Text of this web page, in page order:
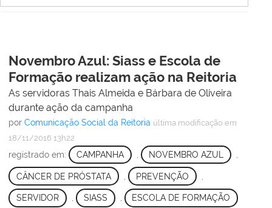
Novembro Azul: Siass e Escola de
Formação realizam ação na Reitoria
As servidoras Thais Almeida e Bárbara de Oliveira
durante ação da campanha
por Comunicação Social da Reitoria última modificação em
18/11/2016 13h22
registrado em: CAMPANHA NOVEMBRO AZUL
CÂNCER DE PRÓSTATA PREVENÇÃO
SERVIDOR , SIASS , ESCOLA DE FORMAÇÃO